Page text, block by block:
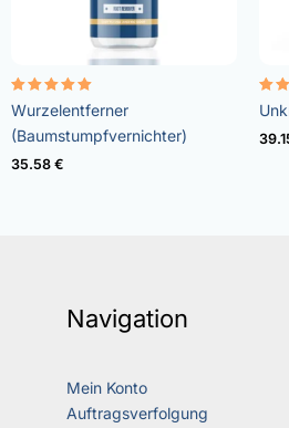
Bewertet
mit
5.00
von 5
Wurzelentferner
(Baumstumpfvernichter)
35.58 €
mit
von
Navigation
Mein Konto
Auftragsverfolgung